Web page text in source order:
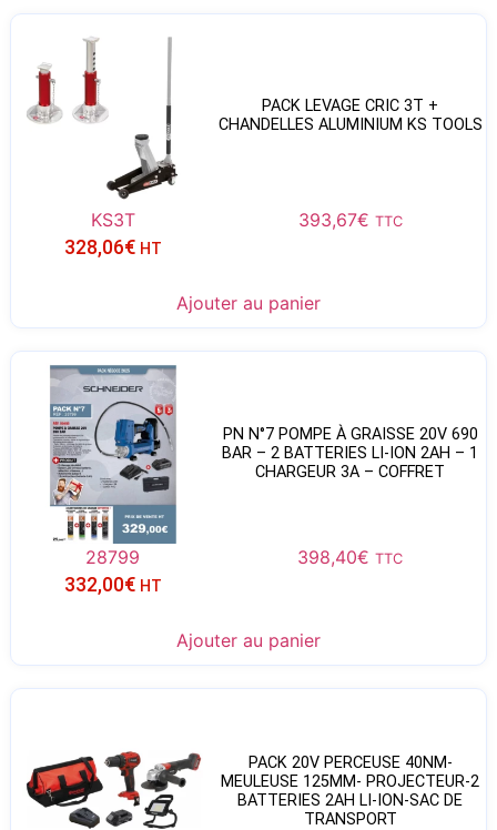
PACK LEVAGE CRIC 3T +
CHANDELLES ALUMINIUM KS TOOLS
KS3T 393,67€ TTC
328,06€ HT
Ajouter au panier
PN N°7 POMPE À GRAISSE 20V 690
BAR – 2 BATTERIES LI-ION 2AH – 1
CHARGEUR 3A – COFFRET
28799 398,40€ TTC
332,00€ HT
Ajouter au panier
PACK 20V PERCEUSE 40NM-
MEULEUSE 125MM- PROJECTEUR-2
BATTERIES 2AH LI-ION-SAC DE
TRANSPORT